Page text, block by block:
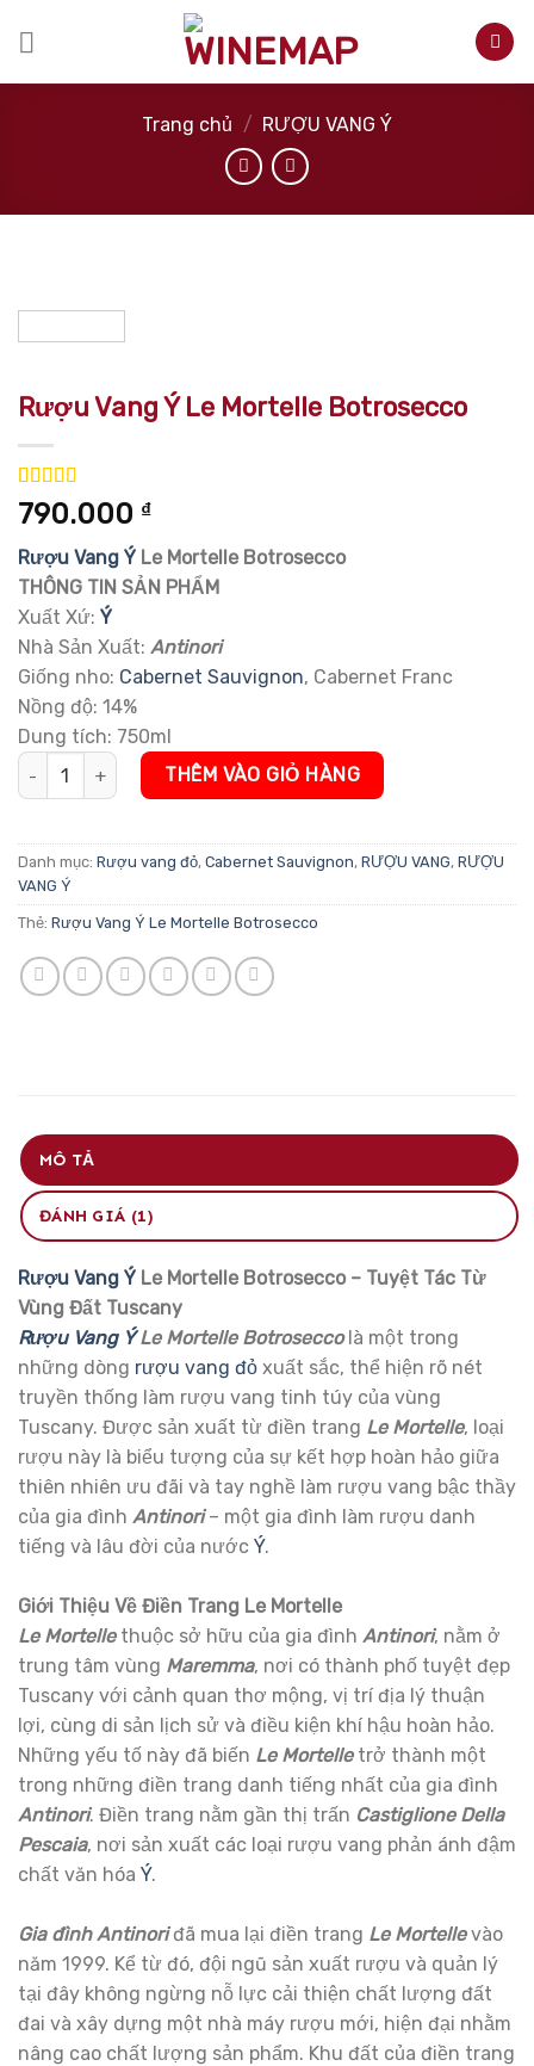
Trang chủ / RƯỢU VANG Ý
Rượu Vang Ý Le Mortelle Botrosecco
5.00trên 5
dựa trên
1
790.000 ₫
Rượu Vang Ý Le Mortelle Botrosecco
THÔNG TIN SẢN PHẨM
Xuất Xứ: Ý
Nhà Sản Xuất: Antinori
Giống nho: Cabernet Sauvignon, Cabernet Franc
Nồng độ: 14%
Dung tích: 750ml
Rượu Vang Ý Le Mortelle Botrosecco số lượng
THÊM VÀO GIỎ HÀNG
Danh mục: Rượu vang đỏ, Cabernet Sauvignon, RƯỢU VANG, RƯỢU
VANG Ý
Thẻ: Rượu Vang Ý Le Mortelle Botrosecco
MÔ TẢ
ĐÁNH GIÁ (1)
Rượu Vang Ý Le Mortelle Botrosecco – Tuyệt Tác Từ
Vùng Đất Tuscany
Rượu Vang ÝLe Mortelle Botroseccolà một trong
những dòng rượu vang đỏ xuất sắc, thể hiện rõ nét
truyền thống làm rượu vang tinh túy của vùng
Tuscany. Được sản xuất từ điền trang Le Mortelle, loại
rượu này là biểu tượng của sự kết hợp hoàn hảo giữa
thiên nhiên ưu đãi và tay nghề làm rượu vang bậc thầy
của gia đình Antinori– một gia đình làm rượu danh
tiếng và lâu đời của nước Ý.
Giới Thiệu Về Điền Trang Le Mortelle
Le Mortellethuộc sở hữu của gia đình Antinori, nằm ở
trung tâm vùng Maremma, nơi có thành phố tuyệt đẹp
Tuscany với cảnh quan thơ mộng, vị trí địa lý thuận
lợi, cùng di sản lịch sử và điều kiện khí hậu hoàn hảo.
Những yếu tố này đã biến Le Mortelletrở thành một
trong những điền trang danh tiếng nhất của gia đình
Antinori. Điền trang nằm gần thị trấn Castiglione Della
Pescaia, nơi sản xuất các loại rượu vang phản ánh đậm
chất văn hóa Ý.
Gia đình Antinoriđã mua lại điền trang Le Mortellevào
năm 1999. Kể từ đó, đội ngũ sản xuất rượu và quản lý
tại đây không ngừng nỗ lực cải thiện chất lượng đất
đai và xây dựng một nhà máy rượu mới, hiện đại nhằm
nâng cao chất lượng sản phẩm. Khu đất của điền trang